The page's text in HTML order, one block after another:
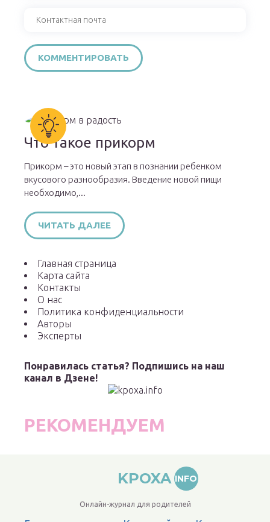
Что такое прикорм
Прикорм – это новый этап в познании ребенком
вкусового разнообразия. Введение новой пищи
необходимо,...
ЧИТАТЬ ДАЛЕЕ
Главная страница
Карта сайта
Контакты
О нас
Политика конфиденциальности
Авторы
Эксперты
Понравилась статья? Подпишись на наш
канал в Дзене!
РЕКОМЕНДУЕМ
KPOXA INFO
Онлайн-журнал для родителей